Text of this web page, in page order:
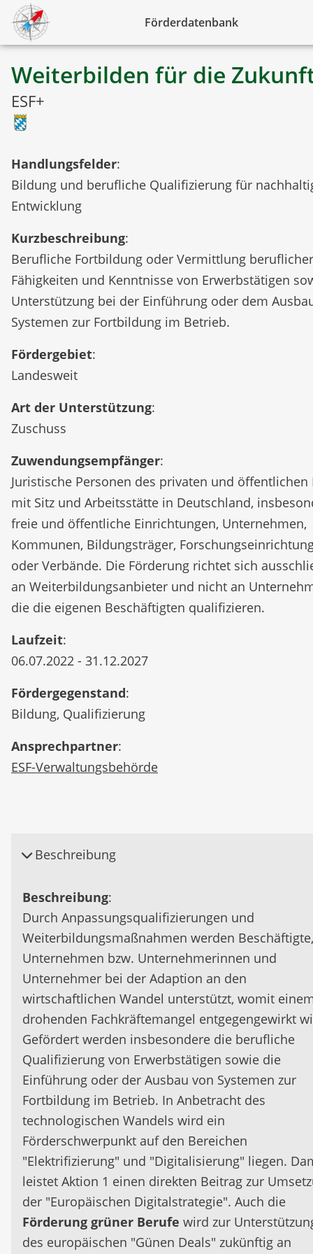
Förderdatenbank
Weiterbilden für die
ESF+
Handlungsfelder:
Bildung und berufliche Qualifizierung für
Entwicklung
Kurzbeschreibung:
Berufliche Fortbildung oder Vermittlung beruflicher
Fähigkeiten und Kenntnisse von Erwerbstätigen
Unterstützung bei der Einführung oder dem
Systemen zur Fortbildung im Betrieb.
Fördergebiet:
Landesweit
Art der Unterstützung:
Zuschuss
Zuwendungsempfänger:
Juristische Personen des privaten und öffentlichen
mit Sitz und Arbeitsstätte in Deutschland,
freie und öffentliche Einrichtungen, Unternehmen,
Kommunen, Bildungsträger,
oder Verbände. Die Förderung richtet sich
an Weiterbildungsanbieter und nicht an
die die eigenen Beschäftigten qualifizieren.
Laufzeit:
06.07.2022 - 31.12.2027
Fördergegenstand:
Bildung, Qualifizierung
Ansprechpartner:
ESF-Verwaltungsbehörde
Beschreibung
Beschreibung:
Durch Anpassungsqualifizierungen und
Weiterbildungsmaßnahmen werden Beschäftigte,
Unternehmen bzw. Unternehmerinnen und
Unternehmer bei der Adaption an den
wirtschaftlichen Wandel unterstützt, womit
drohenden Fachkräftemangel entgegengewirkt
Gefördert werden insbesondere die berufliche
Qualifizierung von Erwerbstätigen sowie die
Einführung oder der Ausbau von Systemen zur
Fortbildung im Betrieb. In Anbetracht des
technologischen Wandels wird ein
Förderschwerpunkt auf den Bereichen
"Elektrifizierung" und "Digitalisierung" liegen.
leistet Aktion 1 einen direkten Beitrag zur
der "Europäischen Digitalstrategie". Auch die
Förderung grüner Berufe wird zur
des europäischen "Günen Deals" zukünftig an